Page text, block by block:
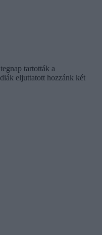
tartották a
eljuttatott hozzánk két